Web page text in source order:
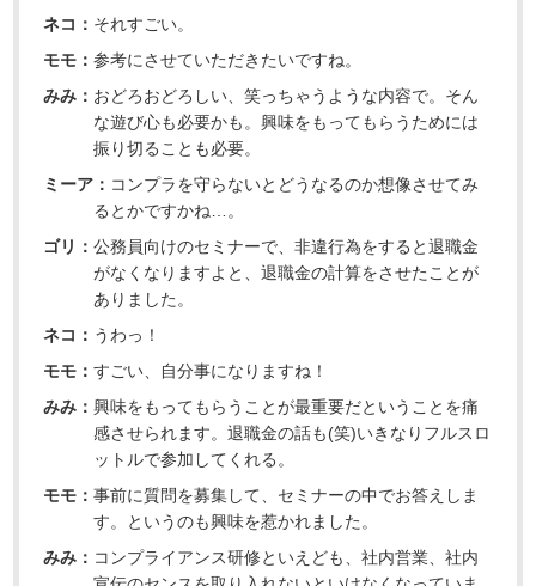
ネコ： それすごい。
モモ：参考にさせていただきたいですね。
みみ： おどろおどろしい、笑っちゃうような内容で。そん
な遊び心も必要かも。興味をもってもらうためには
振り切ることも必要。
ミーア： コンプラを守らないとどうなるのか想像させてみ
るとかですかね…。
ゴリ：公務員向けのセミナーで、非違行為をすると退職金
がなくなりますよと、退職金の計算をさせたことが
ありました。
ネコ： うわっ！
モモ：すごい、自分事になりますね！
みみ：興味をもってもらうことが最重要だということを痛
感させられます。退職金の話も(笑)いきなりフルスロ
ットルで参加してくれる。
モモ：事前に質問を募集して、セミナーの中でお答えしま
す。というのも興味を惹かれました。
みみ： コンプライアンス研修といえども、社内営業、社内